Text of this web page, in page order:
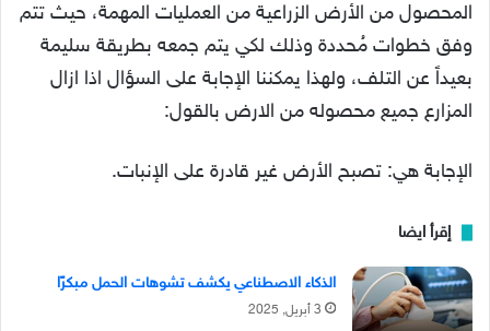
المحصول من الأرض الزراعية من العمليات المهمة، حيث تتم
وفق خطوات مُحددة وذلك لكي يتم جمعه بطريقة سليمة
بعيداً عن التلف، ولهذا يمكننا الإجابة على السؤال اذا ازال
المزارع جميع محصوله من الارض بالقول:
الإجابة هي: تصبح الأرض غير قادرة على الإنبات.
إقرأ ايضا
الذكاء الاصطناعي يكشف تشوهات الحمل مبكرًا
3 أبريل, 2025